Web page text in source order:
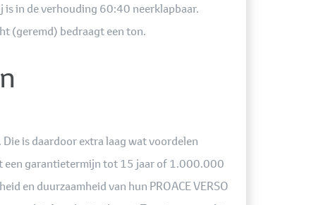
in de verhouding 60:40 neerklapbaar.
(geremd) bedraagt een ton.
is daardoor extra laag wat voordelen
een garantietermijn tot 15 jaar of 1.000.000
en duurzaamheid van hun PROACE VERSO